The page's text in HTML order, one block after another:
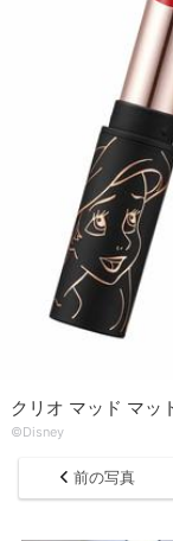
クリオ マッド マッ
©Disney
前の写真